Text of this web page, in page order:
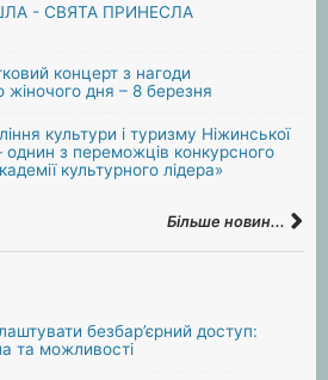
- СВЯТА ПРИНЕСЛА
концерт з нагоди
жіночого дня – 8 березня
культури і туризму Ніжинської
однин з переможців конкурсного
культурного лідера»
Більше новин...
безбар’єрний доступ:
та можливості